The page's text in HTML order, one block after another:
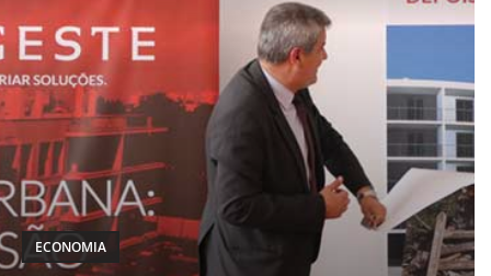
ECONOMIA